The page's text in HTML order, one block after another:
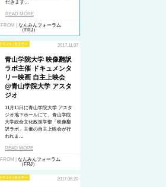
だきます…
READ MORE
FROM | なんみんフォーラム
（FRJ）
2017.11.07
青山学院大学 映像翻訳
ラボ主催 ドキュメンタ
リー映画 自主上映会
@青山学院大学 アスタ
ジオ
11月11日に青山学院大学 アスタ
ジオ地下ホールにて、青山学院
大学総合文化政策学部「映像翻
訳ラボ」主催の自主上映会が行
われま…
READ MORE
FROM | なんみんフォーラム
（FRJ）
2017.06.20